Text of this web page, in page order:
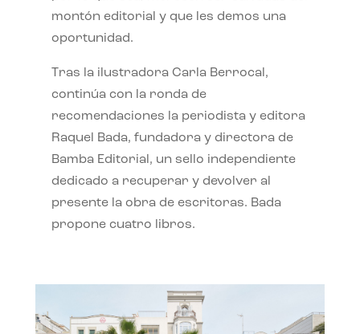
montón editorial y que les demos una
oportunidad.
Tras la ilustradora Carla Berrocal,
continúa con la ronda de
recomendaciones la periodista y editora
Raquel Bada, fundadora y directora de
Bamba Editorial, un sello independiente
dedicado a recuperar y devolver al
presente la obra de escritoras. Bada
propone cuatro libros.